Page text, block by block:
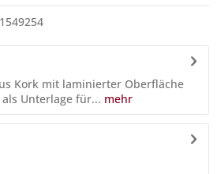
1549254
Kork mit laminierter Oberfläche
Unterlage für... mehr